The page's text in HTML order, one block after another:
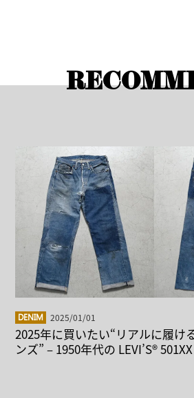
DENIM 2025/01/01
2025年に買いたい“リアルに履け
ンズ” – 1950年代の LEVI’S®